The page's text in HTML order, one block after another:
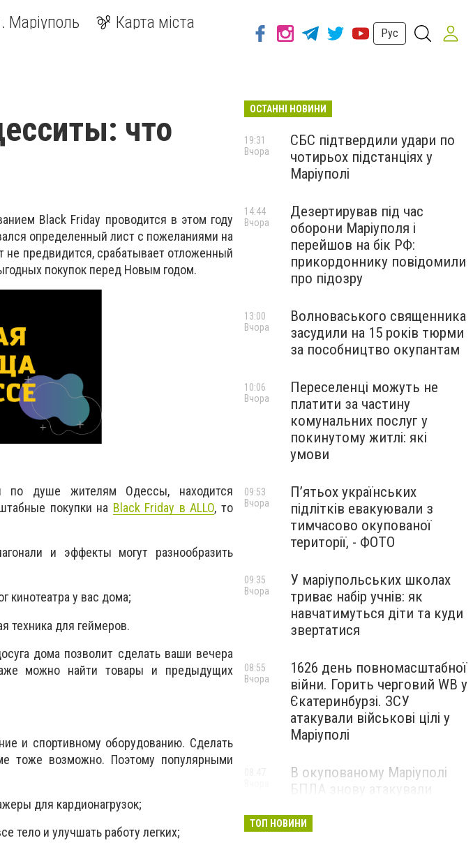
Маріуполь Карта міста
Рус
что
Black Friday проводится в этом году
определенный лист с пожеланиями на
не предвидится, срабатывает отложенный
покупок перед Новым годом.
по душе жителям Одессы, находится
покупки на Black Friday в ALLO, то
и эффекты могут разнообразить
кинотеатра у вас дома;
техника для геймеров.
дома позволит сделать ваши вечера
можно найти товары и предыдущих
и спортивному оборудованию. Сделать
тоже возможно. Поэтому популярными
для кардионагрузок;
тело и улучшать работу легких;
ОСТАННІ НОВИНИ
СБС підтвердили удари по
чотирьох підстанціях у
Маріуполі
19:31
Вчора
Дезертирував під час
оборони Маріуполя і
перейшов на бік РФ:
прикордоннику повідомили
про підозру
14:44
Вчора
Волноваського священника
засудили на 15 років тюрми
за пособництво окупантам
13:00
Вчора
Переселенці можуть не
платити за частину
комунальних послуг у
покинутому житлі: які
умови
10:06
Вчора
П’ятьох українських
підлітків евакуювали з
тимчасово окупованої
території, - ФОТО
09:53
Вчора
У маріупольських школах
триває набір учнів: як
навчатимуться діти та куди
звертатися
09:35
Вчора
1626 день повномасштабної
війни. Горить черговий WB у
Єкатеринбурзі. ЗСУ
атакували військові цілі у
Маріуполі
08:55
Вчора
В окупованому Маріуполі
БПЛА знову атакували
— ВІДЕО
ТОП НОВИНИ